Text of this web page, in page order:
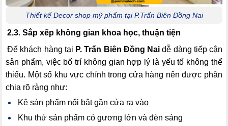
Thiết kế Decor shop mỹ phẩm tại P.Trấn Biên Đồng Nai
2.3. Sắp xếp không gian khoa học, thuận tiện
Để khách hàng tại P. Trấn Biên Đồng Naidễ dàng tiếp cận
sản phẩm, việc bố trí không gian hợp lý là yếu tố không thể
thiếu. Một số khu vực chính trong cửa hàng nên được phân
chia rõ ràng như:
Kệ sản phẩm nổi bật gần cửa ra vào
Khu thử sản phẩm có gương lớn và đèn sáng